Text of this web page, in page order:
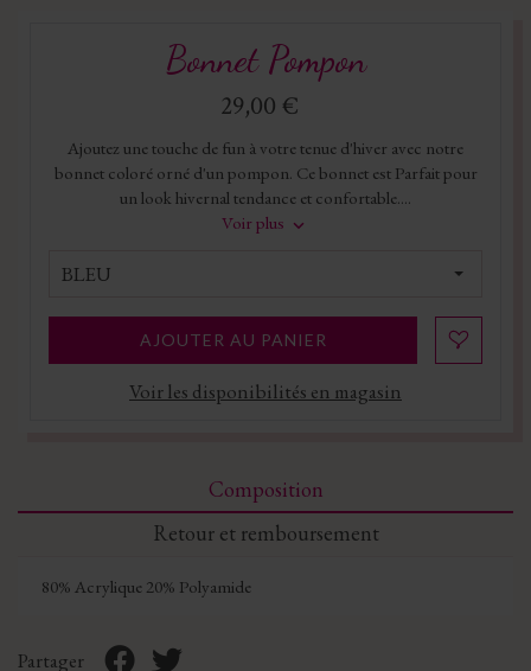
Bonnet Pompon
29,00 €
Ajoutez une touche de fun à votre tenue d'hiver avec notre
bonnet coloré orné d'un pompon. Ce bonnet est Parfait pour
un look hivernal tendance et confortable....
Voir plus
BLEU
AJOUTER AU PANIER
Voir les disponibilités en magasin
Composition
Retour et remboursement
80% Acrylique 20% Polyamide
Partager